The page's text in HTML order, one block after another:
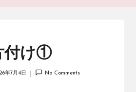
付け①
年7月4日 No Comments